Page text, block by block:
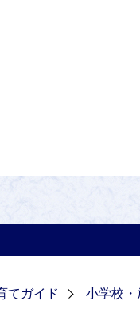
てガイド 小学校